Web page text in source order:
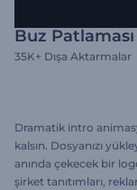
Buz
35K+ Dışa Aktarmalar
Dramatik intro
kalsın. Dosyanızı
anında çekecek bir
şirket tanıtımları,